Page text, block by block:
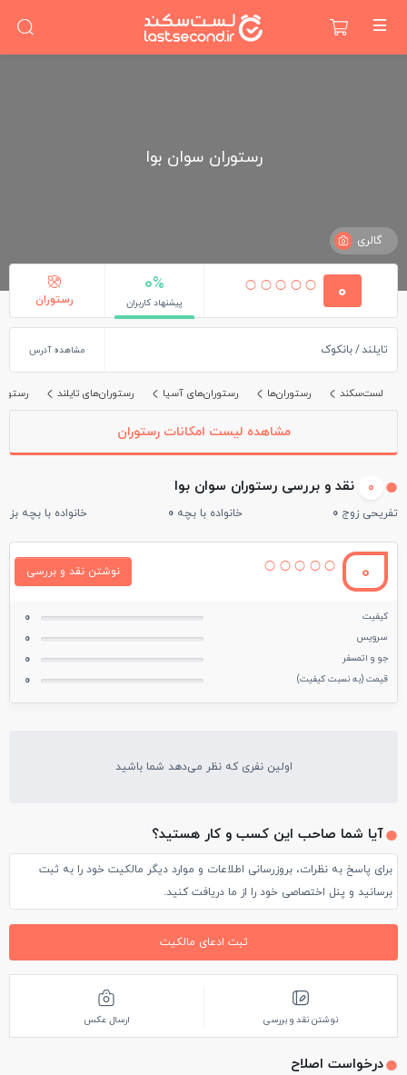
رستوران سوان بوا
گالری
0
0%
پیشنهاد کاربران رستوران
تایلند بانکوک مشاهده آدرس
لست‌سکند رستوران‌ها رستوران‌های آسیا رستوران‌های تایلند
مشاهده لیست امکانات رستوران
0 نقد و بررسی رستوران سوان بوا
تفریحی زوج 0 خانواده با بچه 0 خانواده با بچه
0 نوشتن نقد و بررسی
کیفیت 0
سرویس 0
جو و اتمسفر 0
قیمت (به نسبت کیفیت) 0
اولین نفری که نظر می‌دهد شما باشید
آیا شما صاحب این کسب و کار هستید؟
برای پاسخ به نظرات، بروزرسانی اطلاعات و موارد دیگر مالکیت خود را به ثبت
برسانید و پنل اختصاصی خود را از ما دریافت کنید.
ثبت ادعای مالکیت
نوشتن نقد و بررسی ارسال عکس
درخواست اصلاح